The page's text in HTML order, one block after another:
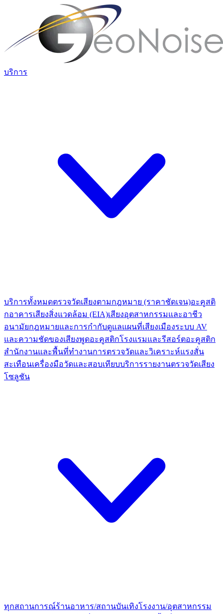
บริการ
บริการทั้งหมดตรวจวัดเสียงตามกฎหมาย (ราคาชัดเจน)อะคูสติ
กอาคารเสียงสิ่งแวดล้อม (EIA)เสียงอุตสาหกรรมและอาชีว
อนามัยกฎหมายและการกำกับดูแลแผนที่เสียงเมืองระบบ AV
และความชัดของเสียงพูดอะคูสติกโรงแรมและรีสอร์ตอะคูสติก
สำนักงานและพื้นที่ทำงานการตรวจวัดและวิเคราะห์แรงสั่น
สะเทือนเครื่องมือวัดและสอบเทียบบริการรายงานตรวจวัดเสียง
โซลูชัน
ทุกสถานการณ์ร้านอาหาร/สถานบันเทิงโรงงาน/อุตสาหกรรม